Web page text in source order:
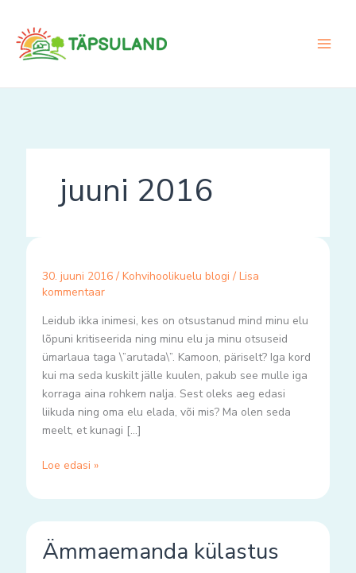
content
juuni 2016
30. juuni 2016 / Kohvihoolikuelu blogi / Lisa
kommentaar
Leidub ikka inimesi, kes on otsustanud mind minu elu
lõpuni kritiseerida ning minu elu ja minu otsuseid
ümarlaua taga \”arutada\”. Kamoon, päriselt? Iga kord
kui ma seda kuskilt jälle kuulen, pakub see mulle iga
korraga aina rohkem nalja. Sest oleks aeg edasi
liikuda ning oma elu elada, või mis? Ma olen seda
meelt, et kunagi […]
Loe edasi »
Ämmaemanda külastus
külastus